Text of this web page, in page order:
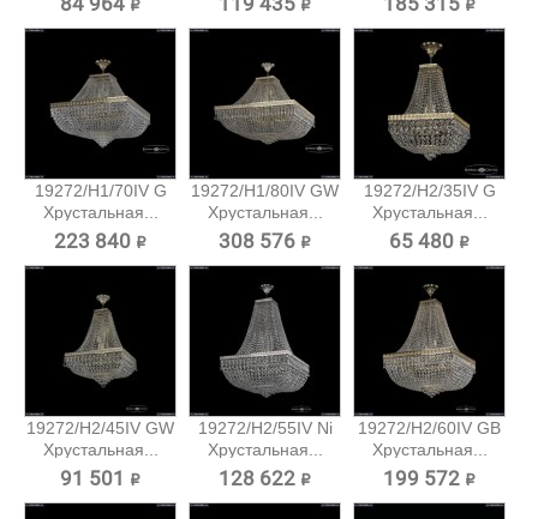
84 964 ₽ 119 435 ₽ 185 315 ₽
19272/H1/70IV G
Хрустальная...
223 840 ₽
19272/H1/80IV GW
Хрустальная...
308 576 ₽
19272/H2/35IV G
Хрустальная...
65 480 ₽
19272/H2/45IV GW
Хрустальная...
91 501 ₽
19272/H2/55IV Ni
Хрустальная...
128 622 ₽
19272/H2/60IV GB
Хрустальная...
199 572 ₽